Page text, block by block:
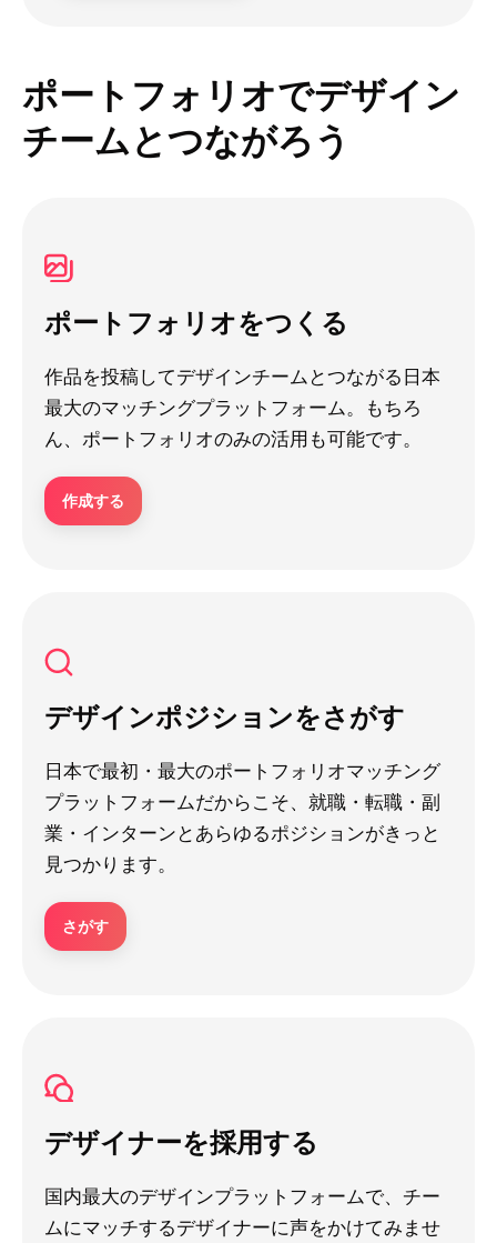
ポートフォリオでデザイン
チームとつながろう
ポートフォリオをつくる
作品を投稿してデザインチームとつながる日本
最大のマッチングプラットフォーム。もちろ
ん、ポートフォリオのみの活用も可能です。
作成する
デザインポジションをさがす
日本で最初・最大のポートフォリオマッチング
プラットフォームだからこそ、就職・転職・副
業・インターンとあらゆるポジションがきっと
見つかります。
さがす
デザイナーを採用する
国内最大のデザインプラットフォームで、チー
ムにマッチするデザイナーに声をかけてみませ